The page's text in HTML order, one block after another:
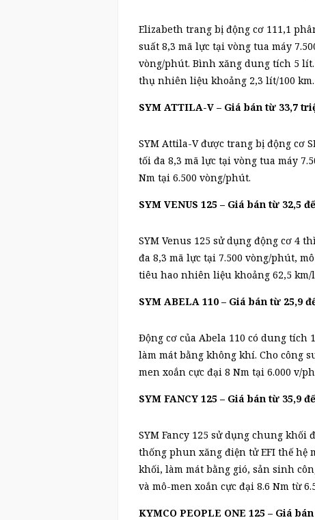
Elizabeth trang bị động cơ 111,1
suất 8,3 mã lực tại vòng tua máy
vòng/phút. Bình xăng dung tích 5
thụ nhiên liệu khoảng 2,3 lít/100 km.
SYM ATTILA-V – Giá bán từ 33,7
SYM Attila-V được trang bị động cơ
tối đa 8,3 mã lực tại vòng tua máy
Nm tại 6.500 vòng/phút.
SYM VENUS 125 – Giá bán từ 32,5
SYM Venus 125 sử dụng động cơ 4
đa 8,3 mã lực tại 7.500 vòng/phút,
tiêu hao nhiên liệu khoảng 62,5 km/
SYM ABELA 110 – Giá bán từ 25,9
Động cơ của Abela 110 có dung
làm mát bằng không khí. Cho công
men xoắn cực đại 8 Nm tại 6.000 v/
SYM FANCY 125 – Giá bán từ 35,9
SYM Fancy 125 sử dụng chung khối
thống phun xăng điện tử EFI thế hệ
khối, làm mát bằng gió, sản sinh
và mô-men xoắn cực đại 8.6 Nm từ
KYMCO PEOPLE ONE 125 – Giá